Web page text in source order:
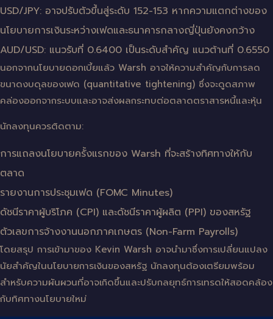
USD/JPY: อาจปรับตัวขึ้นสู่ระดับ 152-153 หากความแตกต่างของ
นโยบายการเงินระหว่างเฟดและธนาคารกลางญี่ปุ่นยังคงกว้าง
AUD/USD: แนวรับที่ 0.6400 เป็นระดับสำคัญ แนวต้านที่ 0.6550
นอกจากนโยบายดอกเบี้ยแล้ว Warsh อาจให้ความสำคัญกับการลด
ขนาดงบดุลของเฟด (quantitative tightening) ซึ่งจะดูดสภาพ
คล่องออกจากระบบและอาจส่งผลกระทบต่อตลาดตราสารหนี้และหุ้น
นักลงทุนควรติดตาม:
การแถลงนโยบายครั้งแรกของ Warsh ที่จะสร้างทิศทางให้กับ
ตลาด
รายงานการประชุมเฟด (FOMC Minutes)
ดัชนีราคาผู้บริโภค (CPI) และดัชนีราคาผู้ผลิต (PPI) ของสหรัฐ
ตัวเลขการจ้างงานนอกภาคเกษตร (Non-Farm Payrolls)
โดยสรุป การเข้ามาของ Kevin Warsh อาจนำมาซึ่งการเปลี่ยนแปลง
นัยสำคัญในนโยบายการเงินของสหรัฐ นักลงทุนต้องเตรียมพร้อม
สำหรับความผันผวนที่อาจเกิดขึ้นและปรับกลยุทธ์การเทรดให้สอดคล้อง
กับทิศทางนโยบายใหม่